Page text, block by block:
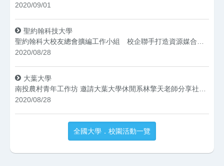
2020/09/01
聖約翰科技大學
2020/08/28
大葉大學
2020/08/28
全國大學．校園活動一覽